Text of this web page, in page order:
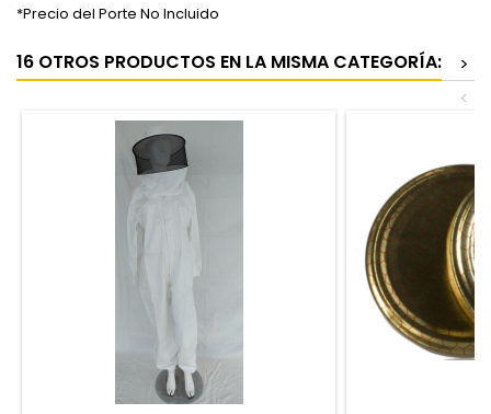
*Precio del Porte No Incluido
16 OTROS PRODUCTOS EN LA MISMA CATEGORÍA:
>
<